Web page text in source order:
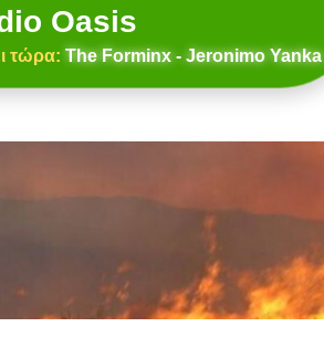
Oasis
τώρα: The Forminx - Jeronimo Yanka